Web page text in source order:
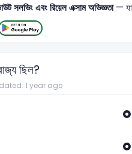
সলভিং এবং রিয়েল এক্সাম অভিজ্ঞতা— যা
ছিল?
1 year ago